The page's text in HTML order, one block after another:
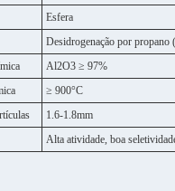
Esfera
Desidrogenação por propano
Al2O3 ≥ 97%
≥ 900°C
1.6-1.8mm
Alta atividade, boa